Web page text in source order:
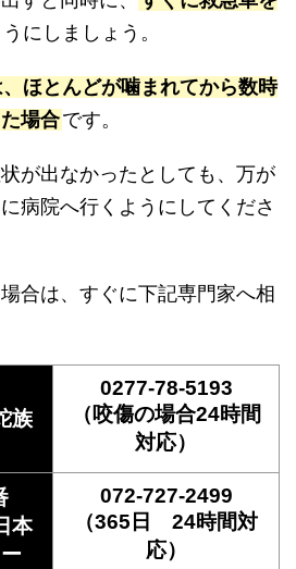
うにしましょう。
ほとんどが噛まれてから数時
場合です。
が出なかったとしても、万が
病院へ行くようにしてくださ
合は、すぐに下記専門家へ相
族
0277-78-5193
（咬傷の場合24時間
対応）
本
072-727-2499
（365日 24時間対
応）